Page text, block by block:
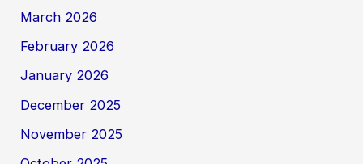
March 2026
February 2026
January 2026
December 2025
November 2025